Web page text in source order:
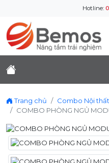
Hotline:
Trang chủ Combo Nội thất
COMBO PHÒNG NGỦ